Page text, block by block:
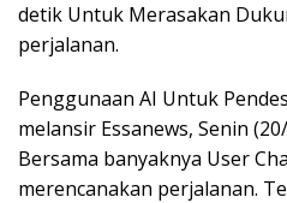
detik Untuk Merasakan
perjalanan.
Penggunaan AI Untuk
melansir Essanews, Senin
Bersama banyaknya User
merencanakan perjalanan.